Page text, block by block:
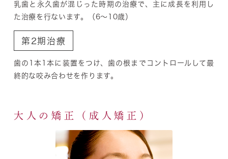
乳歯と永久歯が混じった時期の治療で、主に成長を利用し
た治療を行ないます。（6～10歳）
第2期治療
歯の1本1本に装置をつけ、歯の根までコントロールして最
終的な咬み合わせを作ります。
大人の矯正（成人矯正）